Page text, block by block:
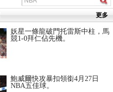
更多
妖星一條龍破門托雷斯中柱，馬
競1-0拜仁佔先機。
鮑威爾快攻暴扣領銜4月27日
NBA五佳球。